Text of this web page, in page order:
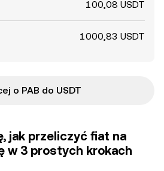
100,08 USDT
1000,83 USDT
o PAB do USDT
jak przeliczyć fiat na
w 3 prostych krokach